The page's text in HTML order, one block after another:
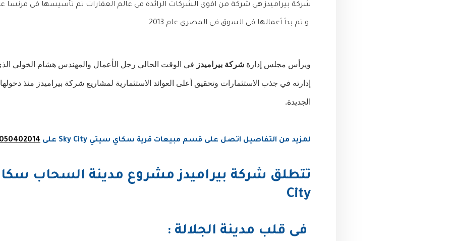
شركة بيراميدز هى شركة من اقوى الشركات الرائدة فى عالم العقارات تم تأسيسها فى فرنسا عام
و تم بدأ أعمالها فى السوق فى المصرى عام 2013 .
ويرأس مجلس إدارة شركة بيراميدز في الوقت الحالي رجل الأعمال والمهندس هشام الخولي
الجديدة.
لمزيد من التفاصيل اتصل على قسم مبيعات قرية سكاي سيتي Sky City على
City
فى قلب مدينة الجلالة :